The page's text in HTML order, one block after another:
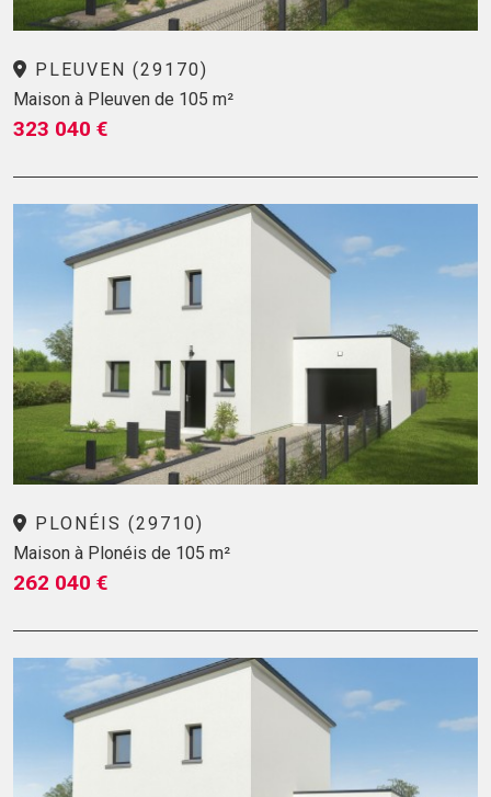
PLEUVEN (29170)
Maison à Pleuven de 105 m²
323 040 €
PLONÉIS (29710)
Maison à Plonéis de 105 m²
262 040 €